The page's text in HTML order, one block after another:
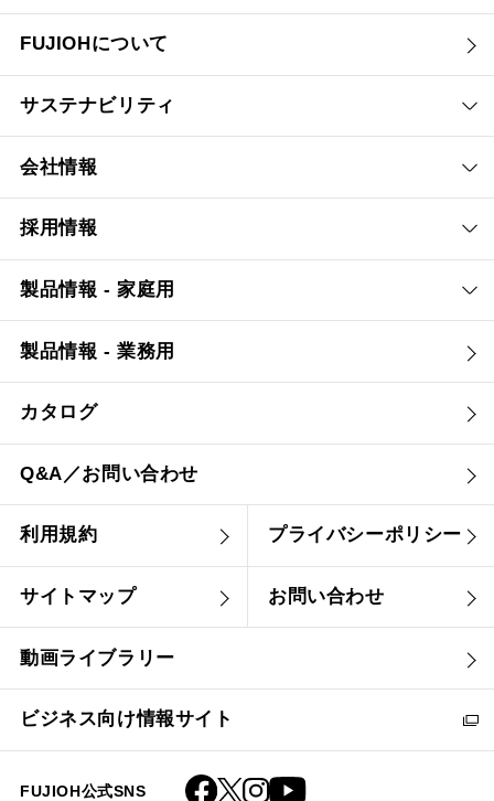
FUJIOHについて
サステナビリティ
会社情報
採用情報
製品情報 - 家庭用
製品情報 - 業務用
カタログ
Q&A／お問い合わせ
利用規約 プライバシーポリシー
サイトマップ お問い合わせ
動画ライブラリー
ビジネス向け情報サイト
FUJIOH公式SNS